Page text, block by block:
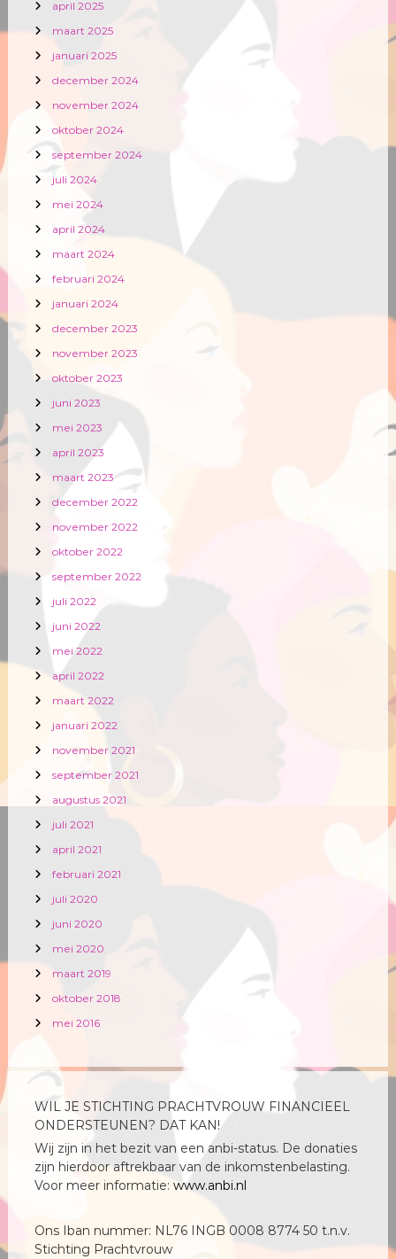
april 2025
maart 2025
januari 2025
december 2024
november 2024
oktober 2024
september 2024
juli 2024
mei 2024
april 2024
maart 2024
februari 2024
januari 2024
december 2023
november 2023
oktober 2023
juni 2023
mei 2023
april 2023
maart 2023
december 2022
november 2022
oktober 2022
september 2022
juli 2022
juni 2022
mei 2022
april 2022
maart 2022
januari 2022
november 2021
september 2021
augustus 2021
juli 2021
april 2021
februari 2021
juli 2020
juni 2020
mei 2020
maart 2019
oktober 2018
mei 2016
WIL JE STICHTING PRACHTVROUW FINANCIEEL
ONDERSTEUNEN? DAT KAN!
Wij zijn in het bezit van een anbi-status. De donaties
zijn hierdoor aftrekbaar van de inkomstenbelasting.
Voor meer informatie: www.anbi.nl
Ons Iban nummer: NL76 INGB 0008 8774 50 t.n.v.
Stichting Prachtvrouw